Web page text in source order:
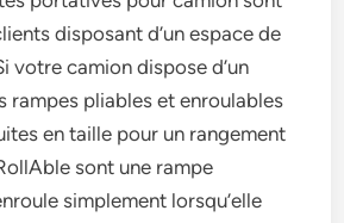
disposant d’un espace de
votre camion dispose d’un
rampes pliables et enroulables
en taille pour un rangement
sont une rampe
simplement lorsqu’elle